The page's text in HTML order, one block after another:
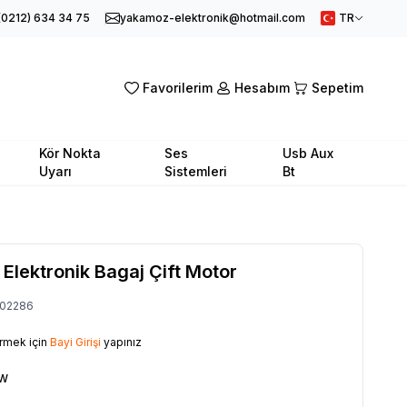
634 34 75 yakamoz-elektronik@hotmail.com TR
Favorilerim Hesabım Sepetim
Kör Nokta
Uyarı
Ses
Sistemleri
Usb Aux
Bt
Elektronik Bagaj Çift Motor
için Bayi Girişi yapınız